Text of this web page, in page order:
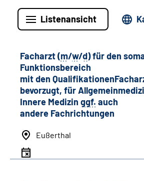
Listenansicht
Facharzt (m/w/d) für den
Funktionsbereich
mit den
bevorzugt, für
Innere Medizin ggf. auch
andere Fachrichtungen
Eußerthal